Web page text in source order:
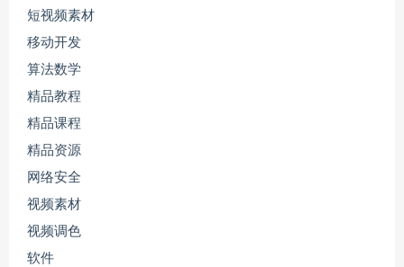
短视频素材
移动开发
算法数学
精品教程
精品课程
精品资源
网络安全
视频素材
视频调色
软件